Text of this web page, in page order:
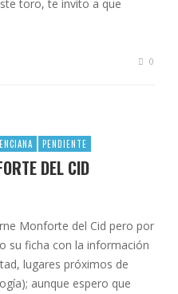
toro, te invito a que
0
PENDIENTE
DEL CID
Monforte del Cid pero por
su ficha con la información
lugares próximos de
aunque espero que